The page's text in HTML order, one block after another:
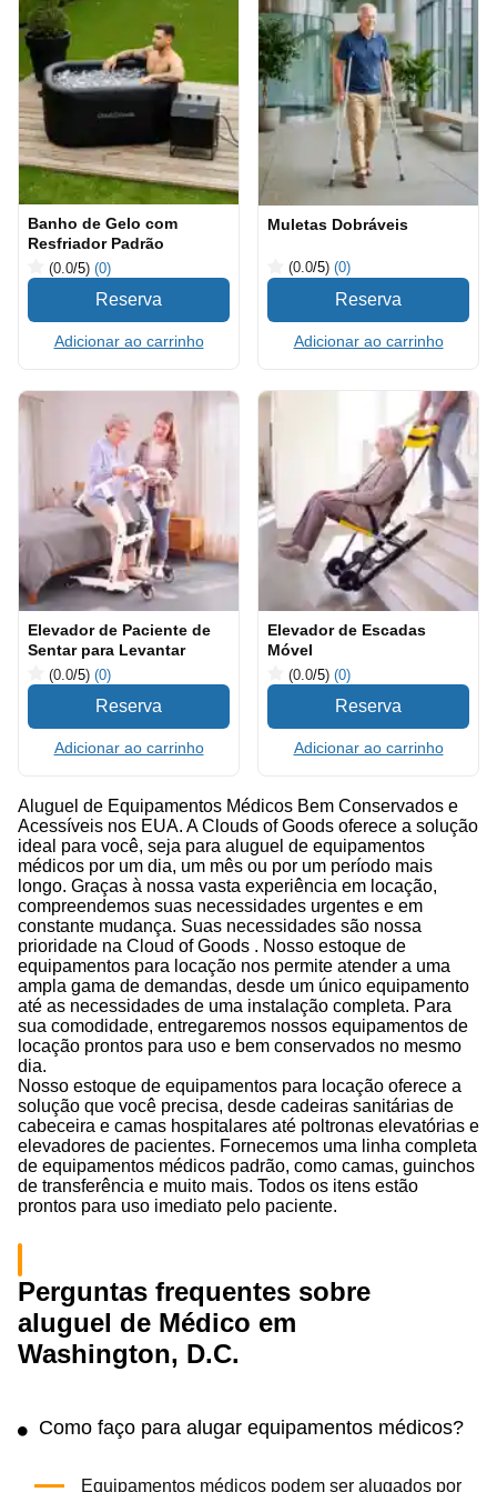
Banho de Gelo com
Resfriador Padrão
(0.0/5) (0)
Adicionar ao carrinho
Muletas Dobráveis
(0.0/5) (0)
Adicionar ao carrinho
Elevador de Paciente de
Sentar para Levantar
(0.0/5) (0)
Adicionar ao carrinho
Elevador de Escadas
Móvel
(0.0/5) (0)
Adicionar ao carrinho
Aluguel de Equipamentos Médicos Bem Conservados e
Acessíveis nos EUA. A Clouds of Goods oferece a solução
ideal para você, seja para aluguel de equipamentos
médicos por um dia, um mês ou por um período mais
longo. Graças à nossa vasta experiência em locação,
compreendemos suas necessidades urgentes e em
constante mudança. Suas necessidades são nossa
prioridade na Cloud of Goods . Nosso estoque de
equipamentos para locação nos permite atender a uma
ampla gama de demandas, desde um único equipamento
até as necessidades de uma instalação completa. Para
sua comodidade, entregaremos nossos equipamentos de
locação prontos para uso e bem conservados no mesmo
dia.
Nosso estoque de equipamentos para locação oferece a
solução que você precisa, desde cadeiras sanitárias de
cabeceira e camas hospitalares até poltronas elevatórias e
elevadores de pacientes. Fornecemos uma linha completa
de equipamentos médicos padrão, como camas, guinchos
de transferência e muito mais. Todos os itens estão
prontos para uso imediato pelo paciente.
Perguntas frequentes sobre
aluguel de Médico em
Washington, D.C.
Como faço para alugar equipamentos médicos?
Equipamentos médicos podem ser alugados por